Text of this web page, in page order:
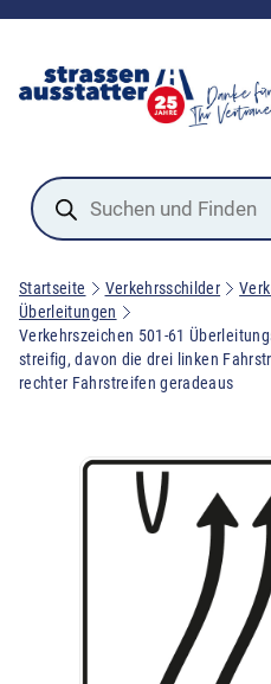
Products
search
Startseite Verkehrsschilder
Überleitungen
Verkehrszeichen 501-61
streifig, davon die drei linken
rechter Fahrstreifen geradeaus